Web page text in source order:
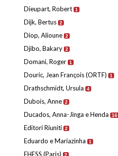
Dieupart, Robert 1
Dijk, Bertus 2
Diop, Alioune 2
Djibo, Bakary 2
Domani, Roger 1
Douric, Jean François (ORTF) 1
Drathschmidt, Ursula 4
Dubois, Anne 2
Ducados, Anna-Jinga e Henda 16
Editori Riuniti 2
Eduardo e Mariazinha 1
EHESS (Paris) 2